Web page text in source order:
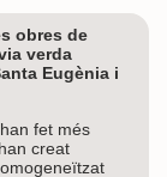
obres de
verda
Eugènia i
fet més
creat